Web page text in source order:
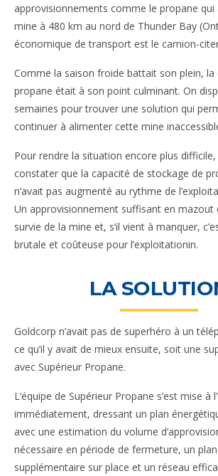
approvisionnements comme le propane
mine à 480 km au nord de Thunder Bay
économique de transport est le camion-
Comme la saison froide battait son plein,
propane était à son point culminant. On
semaines pour trouver une solution qui
continuer à alimenter cette mine
Pour rendre la situation encore plus
constater que la capacité de stockage de
n’avait pas augmenté au rythme de
Un approvisionnement suffisant en mazout
survie de la mine et, s’il vient à manquer,
brutale et coûteuse pour l’exploitationin.
LA
Goldcorp n’avait pas de superhéro à un
ce qu’il y avait de mieux ensuite, soit une
avec Supérieur Propane.
L’équipe de Supérieur Propane s’est mise à
immédiatement, dressant un plan
avec une estimation du volume
nécessaire en période de fermeture, un
supplémentaire sur place et un réseau